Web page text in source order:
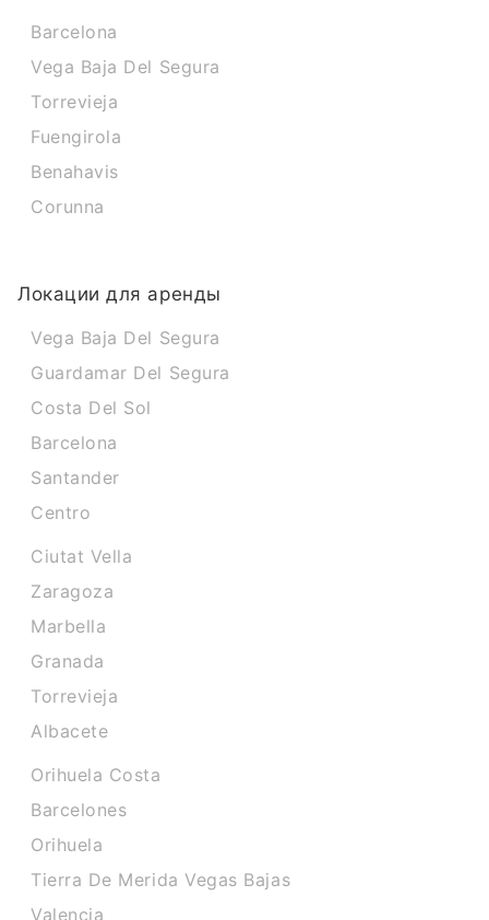
Barcelona
Vega Baja Del Segura
Torrevieja
Fuengirola
Benahavis
Corunna
Локации для аренды
Vega Baja Del Segura
Guardamar Del Segura
Costa Del Sol
Barcelona
Santander
Centro
Ciutat Vella
Zaragoza
Marbella
Granada
Torrevieja
Albacete
Orihuela Costa
Barcelones
Orihuela
Tierra De Merida Vegas Bajas
Valencia